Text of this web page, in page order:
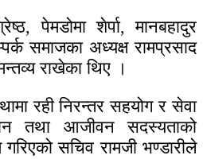
पेमडोमा शेर्पा, मानबहादुर
समाजका अध्यक्ष रामप्रसाद
राखेका थिए ।
रही निरन्तर सहयोग र सेवा
तथा आजीवन सदस्यताको
सचिव रामजी भण्डारीले